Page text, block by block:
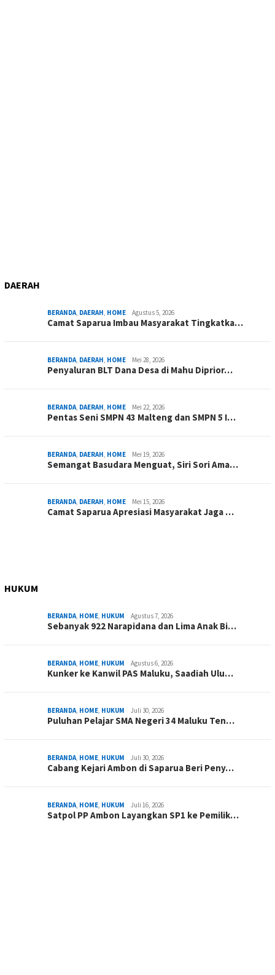
DAERAH
BERANDA, DAERAH, HOME Agustus 5, 2026
Camat Saparua Imbau Masyarakat Tingkatka…
BERANDA, DAERAH, HOME Mei 28, 2026
Penyaluran BLT Dana Desa di Mahu Diprior…
BERANDA, DAERAH, HOME Mei 22, 2026
Pentas Seni SMPN 43 Malteng dan SMPN 5 I…
BERANDA, DAERAH, HOME Mei 19, 2026
Semangat Basudara Menguat, Siri Sori Ama…
BERANDA, DAERAH, HOME Mei 15, 2026
Camat Saparua Apresiasi Masyarakat Jaga …
HUKUM
BERANDA, HOME, HUKUM Agustus 7, 2026
Sebanyak 922 Narapidana dan Lima Anak Bi…
BERANDA, HOME, HUKUM Agustus 6, 2026
Kunker ke Kanwil PAS Maluku, Saadiah Ulu…
BERANDA, HOME, HUKUM Juli 30, 2026
Puluhan Pelajar SMA Negeri 34 Maluku Ten…
BERANDA, HOME, HUKUM Juli 30, 2026
Cabang Kejari Ambon di Saparua Beri Peny…
BERANDA, HOME, HUKUM Juli 16, 2026
Satpol PP Ambon Layangkan SP1 ke Pemilik…